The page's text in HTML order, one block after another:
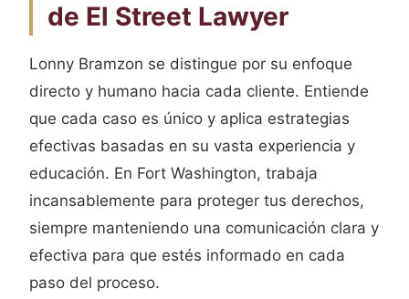
de El Street Lawyer
Lonny Bramzon se distingue por su enfoque
directo y humano hacia cada cliente. Entiende
que cada caso es único y aplica estrategias
efectivas basadas en su vasta experiencia y
educación. En Fort Washington, trabaja
incansablemente para proteger tus derechos,
siempre manteniendo una comunicación clara y
efectiva para que estés informado en cada
paso del proceso.